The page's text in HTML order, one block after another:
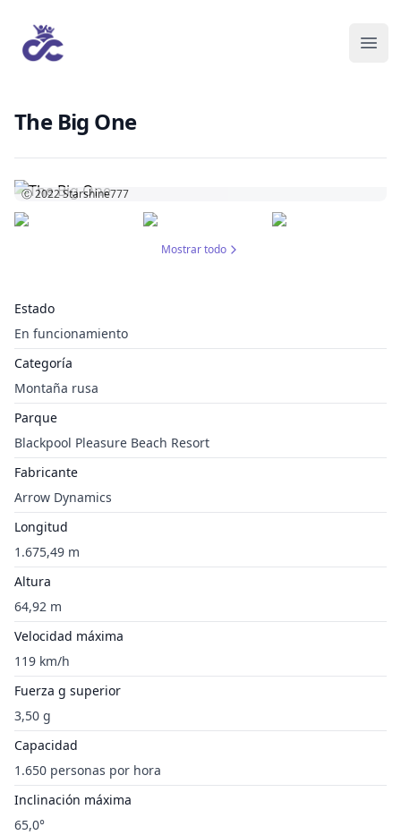
The Big One
Estado
En funcionamiento
Categoría
Montaña rusa
Parque
Blackpool Pleasure Beach Resort
Fabricante
Arrow Dynamics
Longitud
1.675,49 m
Altura
64,92 m
Velocidad máxima
119 km/h
Fuerza g superior
3,50 g
Capacidad
1.650 personas por hora
Inclinación máxima
65,0°
Ⓒ 2022Starshine777
Mostrar todo